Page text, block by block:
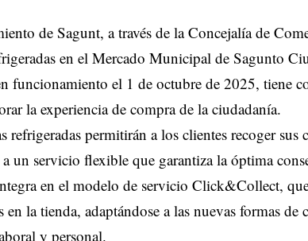
de Sagunt, a través de la Concejalía de
en el Mercado Municipal de Sagunto
funcionamiento el 1 de octubre de 2025, tiene
la experiencia de compra de la ciudadanía.
refrigeradas permitirán a los clientes recoger
un servicio flexible que garantiza la óptima
en el modelo de servicio Click&Collect,
en la tienda, adaptándose a las nuevas formas
y personal.